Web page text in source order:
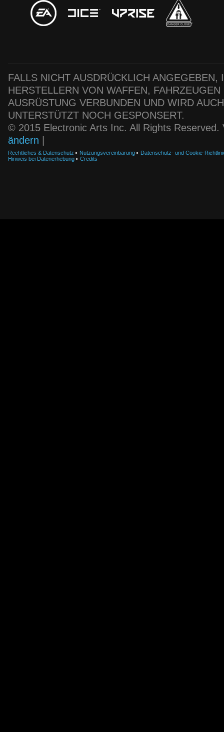
FALLS NICHT AUSDRÜCKLICH
HERSTELLERN VON WAFFEN,
AUSRÜSTUNG VERBUNDEN UND WIRD
UNTERSTÜTZT NOCH GESPONSERT.
© 2015 Electronic Arts Inc. All Rights
ändern
Rechtliches & Datenschutz Nutzungsvereinbarung
Datenschutz- und Cookie-
Hinweis bei Datenerhebung
Credits